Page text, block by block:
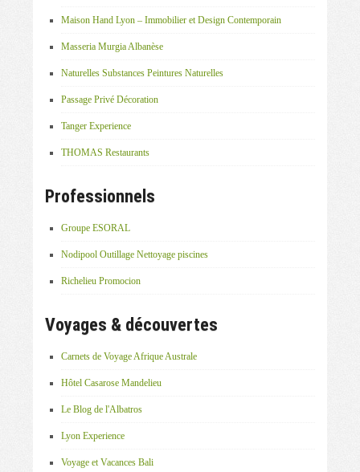
Maison Hand Lyon – Immobilier et Design Contemporain
Masseria Murgia Albanèse
Naturelles Substances Peintures Naturelles
Passage Privé Décoration
Tanger Experience
THOMAS Restaurants
Professionnels
Groupe ESORAL
Nodipool Outillage Nettoyage piscines
Richelieu Promocion
Voyages & découvertes
Carnets de Voyage Afrique Australe
Hôtel Casarose Mandelieu
Le Blog de l'Albatros
Lyon Experience
Voyage et Vacances Bali